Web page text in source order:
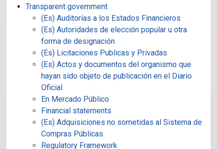
Transparent government
(Es) Auditorías a los Estados Financieros
(Es) Autoridades de elección popular u otra
forma de designación
(Es) Licitaciones Publicas y Privadas
(Es) Actos y documentos del organismo que
hayan sido objeto de publicación en el Diario
Oficial
En Mercado Público
Financial statements
(Es) Adquisiciones no sometidas al Sistema de
Compras Públicas
Regulatory Framework